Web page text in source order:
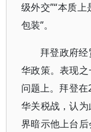
级外交”“本质
包装”。
拜登政府
华政策。表现
问题上。拜登
华关税战，认
界暗示他上台